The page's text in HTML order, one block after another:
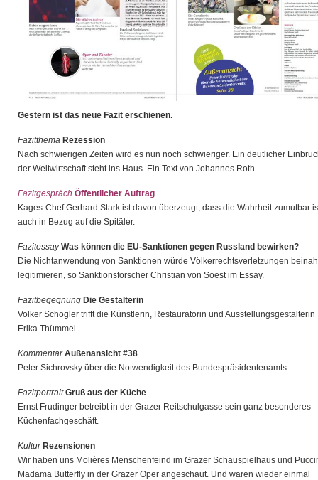
Gestern ist das neue Fazit erschienen.
Fazitthema Rezession
Nach schwierigen Zeiten wird es nun noch schwieriger. Ein deutlicher
der Weltwirtschaft steht ins Haus. Ein Text von Johannes Roth.
Fazitgespräch Öffentlicher Auftrag
Kages-Chef Gerhard Stark ist davon überzeugt, dass die Wahrheit zumutbar
auch in Bezug auf die Spitäler.
FazitessayWas können die EU-Sanktionen gegen Russland bewirken?
Die Nichtanwendung von Sanktionen würde Völkerrechtsverletzungen
legitimieren, so Sanktionsforscher Christian von Soest im Essay.
Fazitbegegnung Die Gestalterin
Volker Schögler trifft die Künstlerin, Restauratorin und Ausstellungsgestalterin
Erika Thümmel.
KommentarAußenansicht #38
Peter Sichrovsky über die Notwendigkeit des Bundespräsidentenamts.
FazitportraitGruß aus der Küche
Ernst Frudinger betreibt in der Grazer Reitschulgasse sein ganz besonderes
Küchenfachgeschäft.
KulturRezensionen
Wir haben uns Molières Menschenfeind im Grazer Schauspielhaus und
Madama Butterfly in der Grazer Oper angeschaut. Und waren wieder einmal